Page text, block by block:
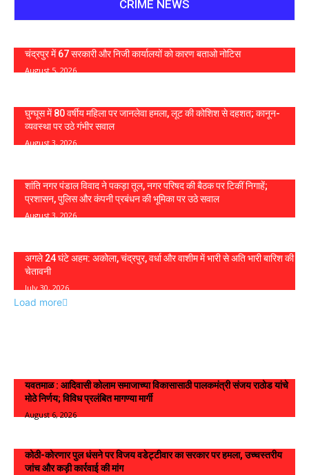
CRIME NEWS
चंद्रपुर में 67 सरकारी और निजी कार्यालयों को कारण बताओ नोटिस
August 5, 2026
घुग्घूस में 80 वर्षीय महिला पर जानलेवा हमला, लूट की कोशिश से दहशत; कानून-
व्यवस्था पर उठे गंभीर सवाल
August 3, 2026
शांति नगर पंडाल विवाद ने पकड़ा तूल, नगर परिषद की बैठक पर टिकीं निगाहें;
प्रशासन, पुलिस और कंपनी प्रबंधन की भूमिका पर उठे सवाल
August 3, 2026
अगले 24 घंटे अहम: अकोला, चंद्रपुर, वर्धा और वाशीम में भारी से अति भारी बारिश की
चेतावनी
July 30, 2026
Load more
यवतमाळ : आदिवासी कोलाम समाजाच्या विकासासाठी पालकमंत्री संजय राठोड यांचे
मोठे निर्णय; विविध प्रलंबित मागण्या मार्गी
August 6, 2026
कोठी-कोरणार पुल धंसने पर विजय वडेट्टीवार का सरकार पर हमला, उच्चस्तरीय
जांच और कड़ी कार्रवाई की मांग